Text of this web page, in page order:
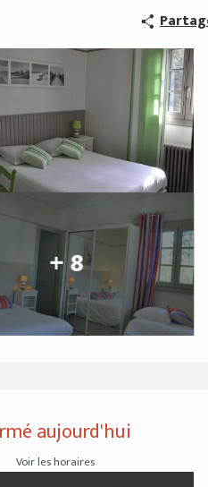
+ 8
et
aujourd'hui
Voir les horaires